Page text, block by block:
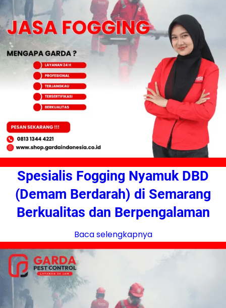
Spesialis Fogging Nyamuk DBD
(Demam Berdarah) di Semarang
Berkualitas dan Berpengalaman
Baca selengkapnya